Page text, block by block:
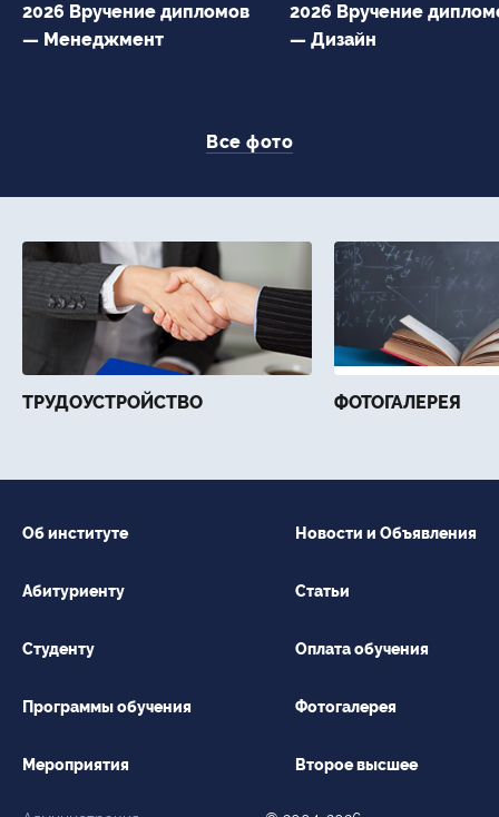
2026 Вручение дипломов
— Менеджмент
2026 Вручение
— Дизайн
Все фото
ТРУДОУСТРОЙСТВО ФОТОГАЛЕРЕЯ
Об институте
Абитуриенту
Студенту
Программы обучения
Мероприятия
Новости и Объявления
Статьи
Оплата обучения
Фотогалерея
Второе высшее